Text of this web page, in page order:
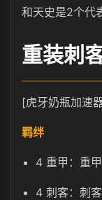
和天史是2个代
重装刺
[虎牙奶瓶加速
羁绊
4 重甲：重
4 刺客：刺